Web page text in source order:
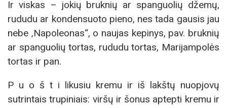
Ir viskas – jokių bruknių ar spanguolių džemų,
rududu ar kondensuoto pieno, nes tada gausis jau
nebe ‚Napoleonas“, o naujas kepinys, pav. bruknių
ar spanguolių tortas, rududu tortas, Marijampolės
tortas ir pan.
P u o š t i likusiu kremu ir iš lakštų nuopjovų
sutrintais trupiniais: viršų ir šonus aptepti kremu ir